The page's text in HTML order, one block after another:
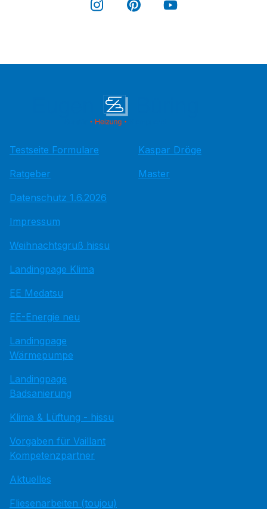
Testseite Formulare
Ratgeber
Datenschutz 1.6.2026
Impressum
Weihnachtsgruß hissu
Landingpage Klima
EE Medatsu
EE-Energie neu
Landingpage
Wärmepumpe
Landingpage
Badsanierung
Klima & Lüftung - hissu
Vorgaben für Vaillant
Kompetenzpartner
Aktuelles
Fliesenarbeiten (toujou)
Kaspar Dröge
Master